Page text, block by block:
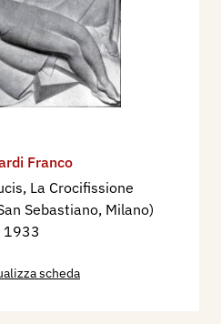
Franco
​La Crocifissione
Sebastiano, Milano)
1933
scheda